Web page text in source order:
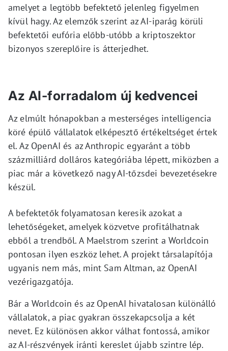
amelyet a legtöbb befektető jelenleg figyelmen
kívül hagy. Az elemzők szerint az AI-iparág körüli
befektetői eufória előbb-utóbb a kriptoszektor
bizonyos szereplőire is átterjedhet.
Az AI-forradalom új kedvencei
Az elmúlt hónapokban a mesterséges intelligencia
köré épülő vállalatok elképesztő értékeltséget értek
el. Az OpenAI és az Anthropic egyaránt a több
százmilliárd dolláros kategóriába lépett, miközben a
piac már a következő nagy AI-tőzsdei bevezetésekre
készül.
A befektetők folyamatosan keresik azokat a
lehetőségeket, amelyek közvetve profitálhatnak
ebből a trendből. A Maelstrom szerint a Worldcoin
pontosan ilyen eszköz lehet. A projekt társalapítója
ugyanis nem más, mint Sam Altman, az OpenAI
vezérigazgatója.
Bár a Worldcoin és az OpenAI hivatalosan különálló
vállalatok, a piac gyakran összekapcsolja a két
nevet. Ez különösen akkor válhat fontossá, amikor
az AI-részvények iránti kereslet újabb szintre lép.